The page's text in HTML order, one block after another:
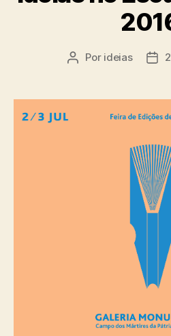
Autor
Por ideias